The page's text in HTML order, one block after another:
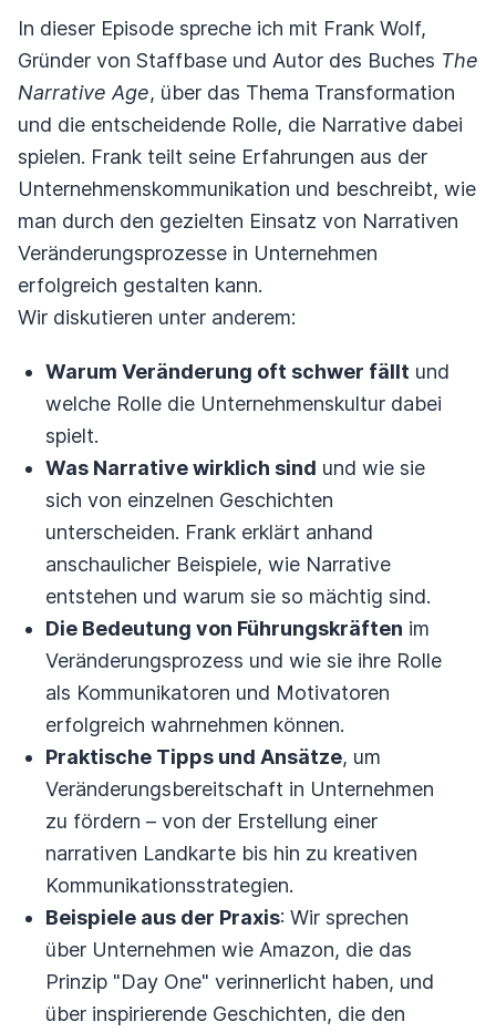
In dieser Episode spreche ich mit Frank Wolf,
Gründer von Staffbase und Autor des Buches The
Narrative Age, über das Thema Transformation
und die entscheidende Rolle, die Narrative dabei
spielen. Frank teilt seine Erfahrungen aus der
Unternehmenskommunikation und beschreibt, wie
man durch den gezielten Einsatz von Narrativen
Veränderungsprozesse in Unternehmen
erfolgreich gestalten kann.
Wir diskutieren unter anderem:
Warum Veränderung oft schwer fällt und
welche Rolle die Unternehmenskultur dabei
spielt.
Was Narrative wirklich sind und wie sie
sich von einzelnen Geschichten
unterscheiden. Frank erklärt anhand
anschaulicher Beispiele, wie Narrative
entstehen und warum sie so mächtig sind.
Die Bedeutung von Führungskräften im
Veränderungsprozess und wie sie ihre Rolle
als Kommunikatoren und Motivatoren
erfolgreich wahrnehmen können.
Praktische Tipps und Ansätze, um
Veränderungsbereitschaft in Unternehmen
zu fördern – von der Erstellung einer
narrativen Landkarte bis hin zu kreativen
Kommunikationsstrategien.
Beispiele aus der Praxis: Wir sprechen
über Unternehmen wie Amazon, die das
Prinzip "Day One" verinnerlicht haben, und
über inspirierende Geschichten, die den